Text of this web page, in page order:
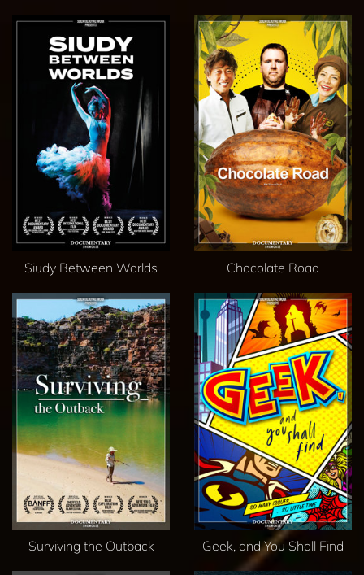
Siudy Between Worlds Chocolate Road
Surviving the Outback Geek, and You Shall Find